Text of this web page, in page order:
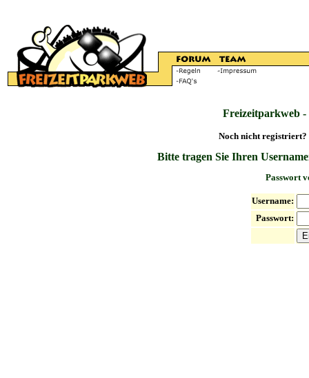
Freizeitparkweb
Noch nicht registriert?
Bitte tragen Sie Ihren
Passwort
Username:
Passwort: